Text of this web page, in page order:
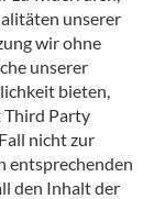
unserer
wir ohne
unserer
bieten,
Third Party
nicht zur
entsprechenden
den Inhalt der